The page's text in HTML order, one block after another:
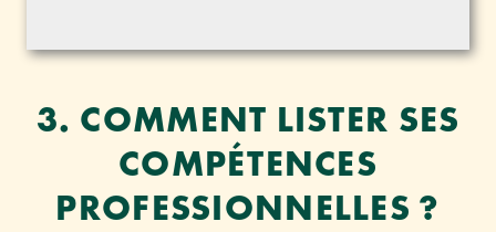
3. COMMENT LISTER SES
COMPÉTENCES
PROFESSIONNELLES ?